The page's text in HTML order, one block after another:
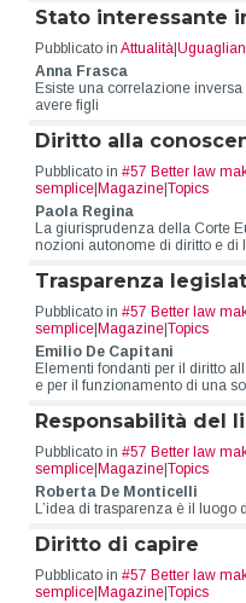
Stato interessante
Pubblicato in Attualità
Anna Frasca
Esiste una correlazione
avere figli
Diritto alla
Pubblicato in #57 Better law
semplice Magazine Topics
Paola Regina
La giurisprudenza della Corte
nozioni autonome di diritto e di
Trasparenza
Pubblicato in #57 Better law
semplice Magazine Topics
Emilio De Capitani
Elementi fondanti per il diritto
e per il funzionamento di una
Responsabilità del
Pubblicato in #57 Better law
semplice Magazine Topics
Roberta De Monticelli
L’idea di trasparenza è il luogo
Diritto di capire
Pubblicato in #57 Better law
semplice Magazine Topics